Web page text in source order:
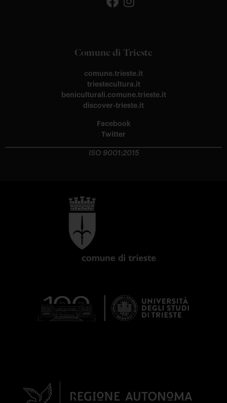
Comune di Trieste
comune.trieste.it
triestecultura.it
beniculturali.comune.trieste.it
discover-trieste.it
Facebook
Twitter
ISO 9001:2015